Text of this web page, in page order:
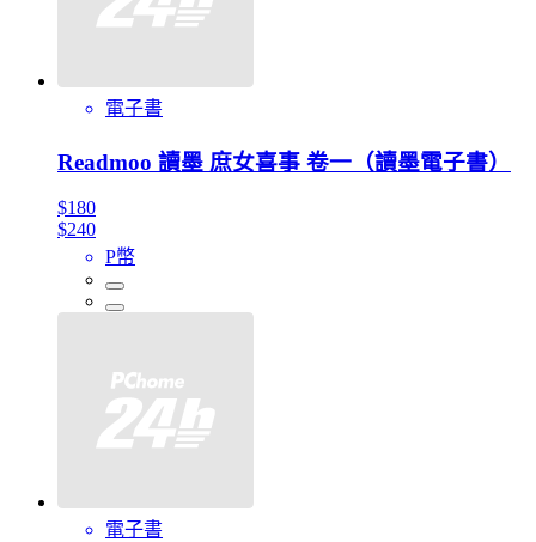
電子書
Readmoo 讀墨 庶女喜事 卷一（讀墨電子書）
$180
$240
P幣
電子書